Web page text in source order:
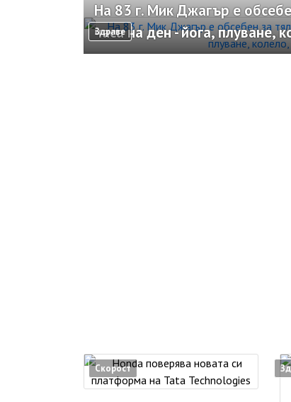
Здраве
На 83 г. Мик Джагър е
часа на ден - йога, плуване,
Скорост